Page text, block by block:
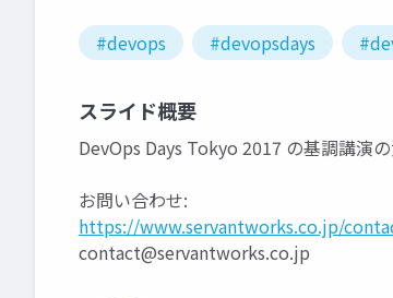
#devops #devopsdays
スライド概要
DevOps Days Tokyo 2017 の基調講演の
お問い合わせ:
https://www.servantworks.co.jp/
contact@servantworks.co.jp